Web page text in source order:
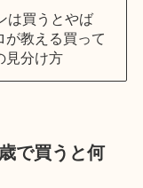
は買うとやば
が教える買って
見分け方
で買うと何